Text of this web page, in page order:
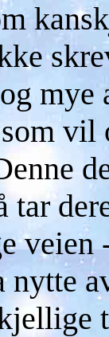
mye
vil
tar
veien
nytte